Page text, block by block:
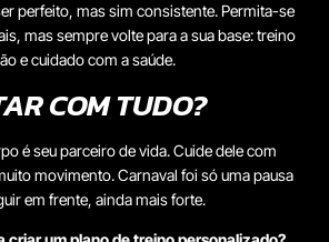
perfeito, mas sim consistente. Permita-se
mas sempre volte para a sua base: treino
e cuidado com a saúde.
COM TUDO?
é seu parceiro de vida. Cuide dele com
movimento. Carnaval foi só uma pausa
em frente, ainda mais forte.